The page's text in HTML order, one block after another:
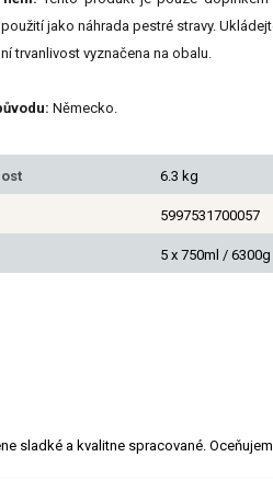
jako náhrada pestré stravy.
trvanlivost vyznačena na obalu.
Německo.
6.3 kg
5997531700057
5 x 750ml /
sladké a kvalitne spracované.